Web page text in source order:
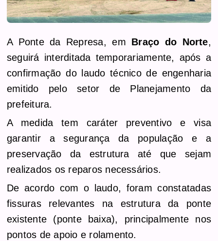
A Ponte da Represa, em Braço do Norte,
seguirá interditada temporariamente, após a
confirmação do laudo técnico de engenharia
emitido pelo setor de Planejamento da
prefeitura.
A medida tem caráter preventivo e visa
garantir a segurança da população e a
preservação da estrutura até que sejam
realizados os reparos necessários.
De acordo com o laudo, foram constatadas
fissuras relevantes na estrutura da ponte
existente (ponte baixa), principalmente nos
pontos de apoio e rolamento.